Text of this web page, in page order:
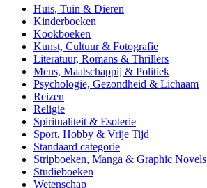
Huis, Tuin & Dieren
Kinderboeken
Kookboeken
Kunst, Cultuur & Fotografie
Literatuur, Romans & Thrillers
Mens, Maatschappij & Politiek
Psychologie, Gezondheid & Lichaam
Reizen
Religie
Spiritualiteit & Esoterie
Sport, Hobby & Vrije Tijd
Standaard categorie
Stripboeken, Manga & Graphic Novels
Studieboeken
Wetenschap